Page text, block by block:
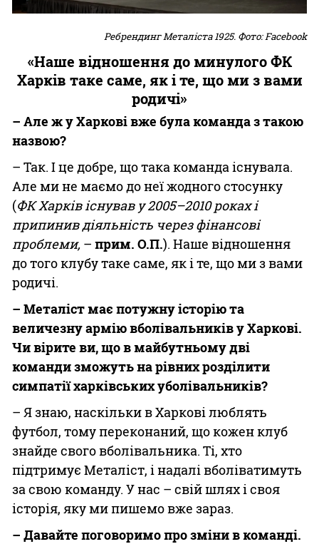
Ребрендинг Металіста 1925. Фото: Facebook
«Наше відношення до минулого ФК
Харків таке саме, як і те, що ми з вами
родичі»
– Але ж у Харкові вже була команда з такою
назвою?
– Так. І це добре, що така команда існувала.
Але ми не маємо до неї жодного стосунку
(ФК Харків існував у 2005–2010 роках і
припинив діяльність через фінансові
проблеми, – прим. О.П.). Наше відношення
до того клубу таке саме, як і те, що ми з вами
родичі.
– Металіст має потужну історію та
величезну армію вболівальників у Харкові.
Чи вірите ви, що в майбутньому дві
команди зможуть на рівних розділити
симпатії харківських уболівальників?
– Я знаю, наскільки в Харкові люблять
футбол, тому переконаний, що кожен клуб
знайде свого вболівальника. Ті, хто
підтримує Металіст, і надалі вболіватимуть
за свою команду. У нас – свій шлях і своя
історія, яку ми пишемо вже зараз.
– Давайте поговоримо про зміни в команді.